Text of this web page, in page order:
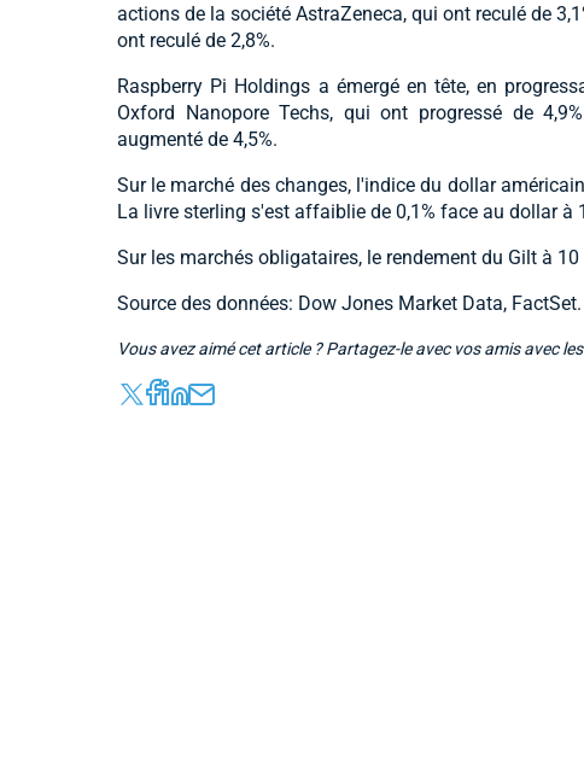
actions de la société AstraZeneca, qui ont reculé de
ont reculé de 2,8%.
Raspberry Pi Holdings a émergé en tête, en
Oxford Nanopore Techs, qui ont progressé de
augmenté de 4,5%.
Sur le marché des changes, l'indice du dollar
La livre sterling s'est affaiblie de 0,1% face au dollar à
Sur les marchés obligataires, le rendement du Gilt à
Source des données: Dow Jones Market Data, FactSet.
Vous avez aimé cet article ? Partagez-le avec vos amis avec